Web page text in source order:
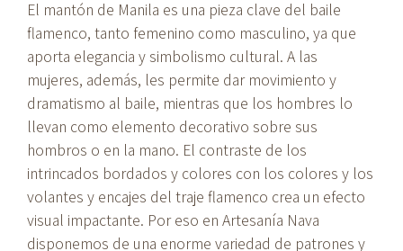
El mantón de Manila es una pieza clave del baile
flamenco, tanto femenino como masculino, ya que
aporta elegancia y simbolismo cultural. A las
mujeres, además, les permite dar movimiento y
dramatismo al baile, mientras que los hombres lo
llevan como elemento decorativo sobre sus
hombros o en la mano. El contraste de los
intrincados bordados y colores con los colores y los
volantes y encajes del traje flamenco crea un efecto
visual impactante. Por eso en Artesanía Nava
disponemos de una enorme variedad de patrones y